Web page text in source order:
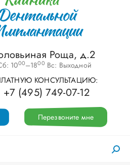
Роща, д.2
1000–1800 Вс: Выходной
КОНСУЛЬТАЦИЮ:
+7 (495) 749-07-12
Перезвоните мне